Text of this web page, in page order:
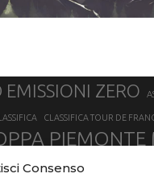
Consenso
EMISSIONI ZERO
CLASSIFICA TOUR DE
PIEMONTE
ARU FIAB